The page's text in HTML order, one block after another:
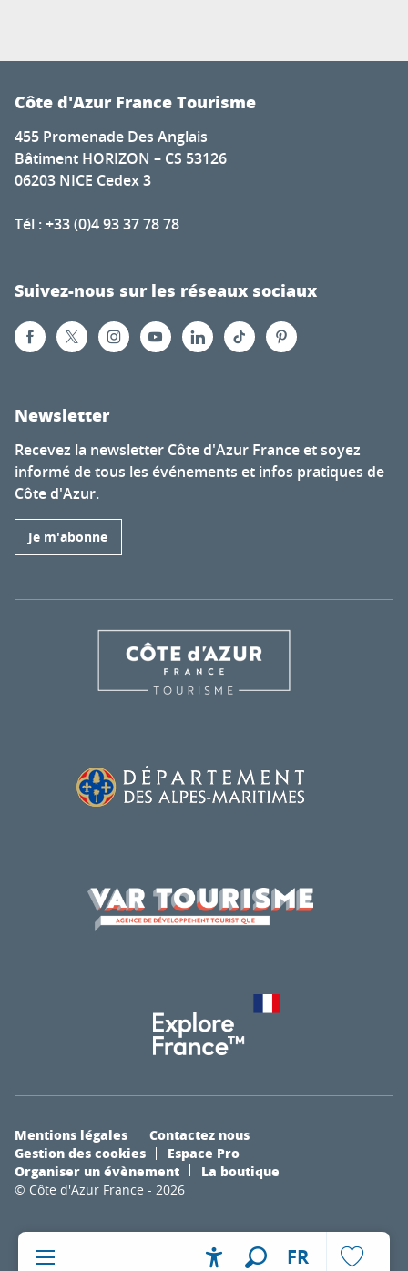
FR
Côte d'Azur France Tourisme
455 Promenade Des Anglais
Bâtiment HORIZON – CS 53126
06203 NICE Cedex 3
Tél : +33 (0)4 93 37 78 78
Suivez-nous sur les réseaux sociaux
Newsletter
Recevez la newsletter Côte d'Azur France et soyez
informé de tous les événements et infos pratiques de
Côte d'Azur.
Je m'abonne
© Côte d'Azur France - 2026
Mentions légales
Contactez nous
Gestion des cookies
Espace Pro
Organiser un évènement
La boutique